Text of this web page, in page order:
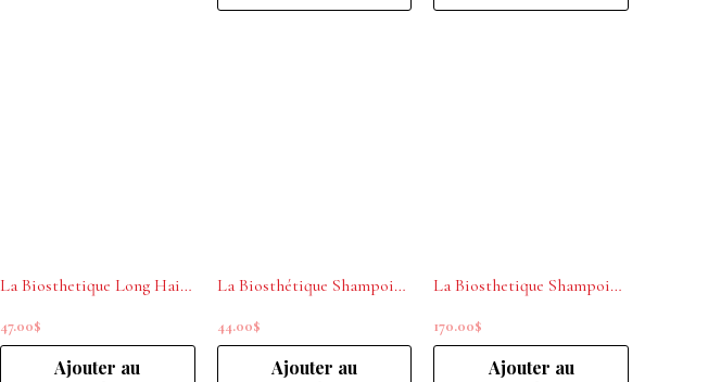
La Biosthetique Long Hair Shampoing protecteur volume 250ml
47.00$
Ajouter au
La Biosthétique Shampoing Fortifiant 250ml
44.00$
Ajouter au
La Biosthetique Shampoing Fortifiant Méthode régénérante 1000ml
170.00$
Ajouter au